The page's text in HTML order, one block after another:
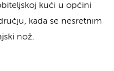
kući u općini
kada se nesretnim
nož.